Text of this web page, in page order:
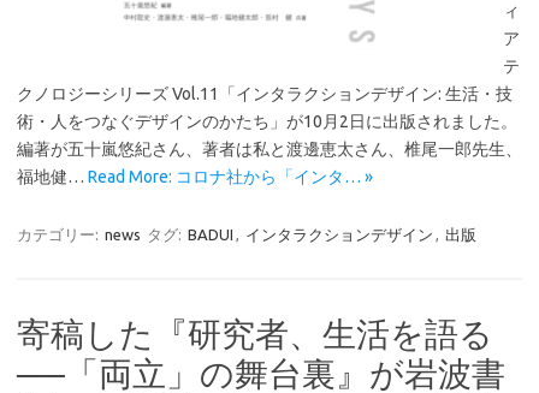
ィ
ア
テ
クノロジーシリーズ Vol.11「インタラクションデザイン: 生活・技
術・人をつなぐデザインのかたち」が10月2日に出版されました。
編著が五十嵐悠紀さん、著者は私と渡邊恵太さん、椎尾一郎先生、
福地健… Read More: コロナ社から「インタ… »
カテゴリー: news タグ: BADUI , インタラクションデザイン , 出版
寄稿した『研究者、生活を語る
──「両立」の舞台裏』が岩波書